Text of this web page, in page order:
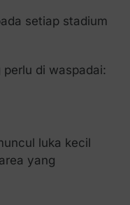
setiap stadium
di waspadai:
luka kecil
yang